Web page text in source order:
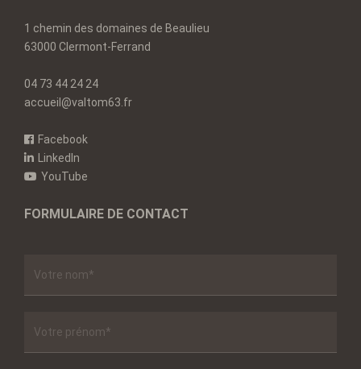
1 chemin des domaines de Beaulieu
63000 Clermont-Ferrand
04 73 44 24 24
accueil@valtom63.fr
Facebook
LinkedIn
YouTube
FORMULAIRE DE CONTACT